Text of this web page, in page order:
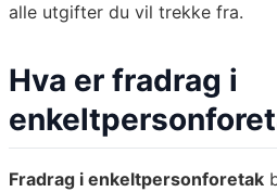
alle utgifter du vil trekke fra.
Hva er fradrag i
Fradrag i enkeltpersonforetak